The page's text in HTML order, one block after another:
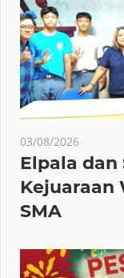
03/08/2026
Elpala dan
Kejuaraan
SMA